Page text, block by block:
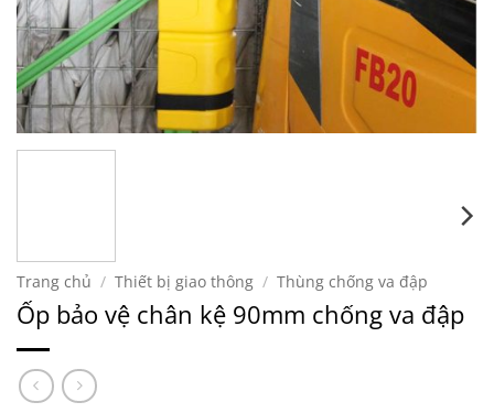
Trang chủ / Thiết bị giao thông / Thùng chống va đập
Ốp bảo vệ chân kệ 90mm chống va đập